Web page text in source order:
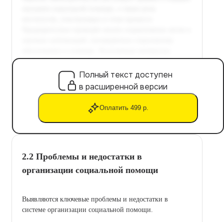
Полный текст доступен
в расширенной версии
Оплатить 499 р.
2.2 Проблемы и недостатки в
организации социальной помощи
Выявляются ключевые проблемы и недостатки в
системе организации социальной помощи.